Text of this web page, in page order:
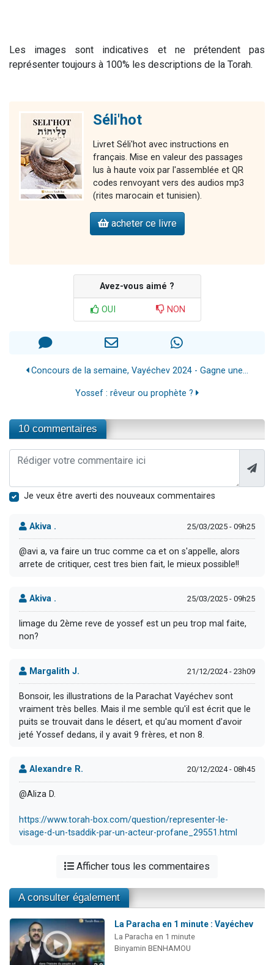
Les images sont indicatives et ne prétendent pas
représenter toujours à 100% les descriptions de la Torah.
Séli'hot
Livret Séli'hot avec instructions en
français. Mise en valeur des passages
lus à haute voix par l'assemblée et QR
codes renvoyant vers des audios mp3
(rites marocain et tunisien).
acheter ce livre
Avez-vous aimé ?
OUI NON
Concours de la semaine, Vayéchev 2024 - Gagne une...
Yossef : rêveur ou prophète ?
10 commentaires
Je veux être averti des nouveaux commentaires
Akiva . 25/03/2025 - 09h25
@avi a, va faire un truc comme ca et on s'appelle, alors
arrete de critiquer, cest tres bien fait, le mieux possible!!
Akiva . 25/03/2025 - 09h25
limage du 2ème reve de yossef est un peu trop mal faite,
non?
Margalith J. 21/12/2024 - 23h09
Bonsoir, les illustrations de la Parachat Vayéchev sont
vraiment très belles. Mais il me semble qu'il est écrit que le
puits se trouvait dans le désert, et qu'au moment d'avoir
jeté Yossef dedans, il y avait 9 frères, et non 8.
Alexandre R. 20/12/2024 - 08h45
@Aliza D.
https://www.torah-box.com/question/representer-le-
visage-d-un-tsaddik-par-un-acteur-profane_29551.html
Afficher tous les commentaires
A consulter également
La Paracha en 1 minute : Vayéchev
La Paracha en 1 minute
Binyamin BENHAMOU